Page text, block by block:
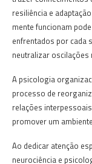
resiliência e
mente funcionam
enfrentados por cada
neutralizar oscilações
A psicologia
processo de
relações
promover um
Ao dedicar atenção
neurociência e